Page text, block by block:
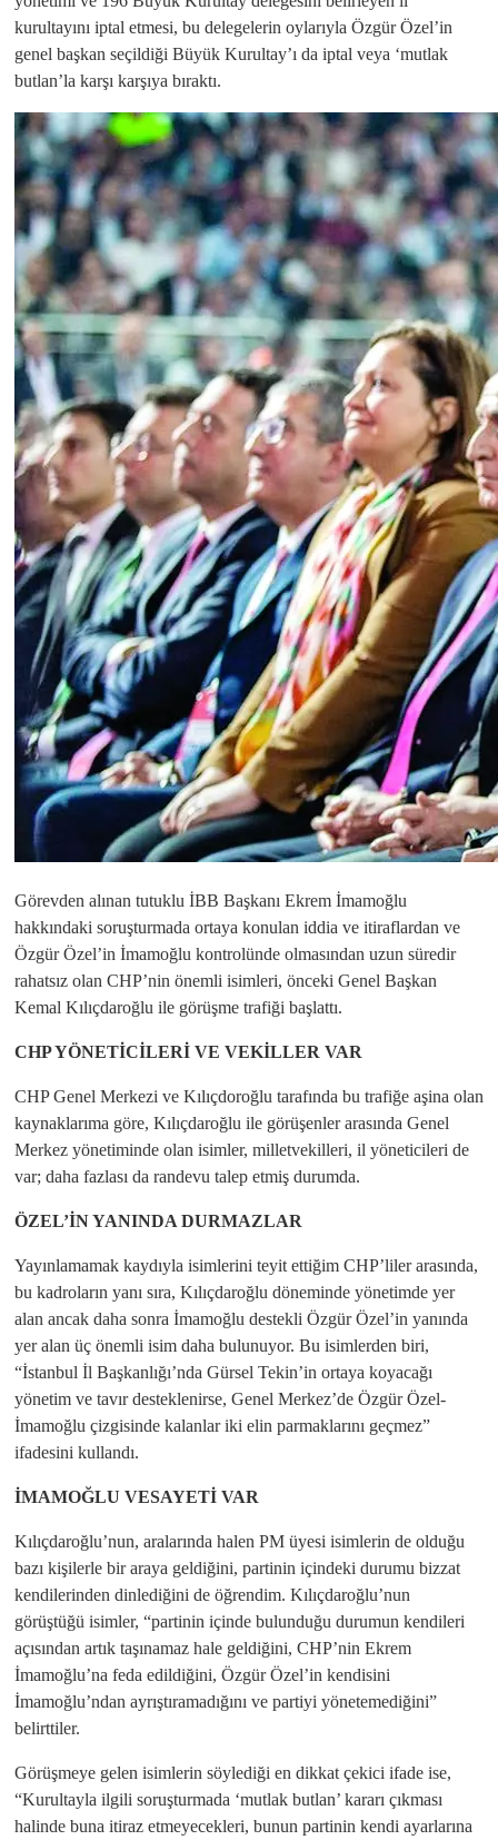
kurultayını iptal etmesi, bu delegelerin oylarıyla Özgür Özel’in
genel başkan seçildiği Büyük Kurultay’ı da iptal veya ‘mutlak
butlan’la karşı karşıya bıraktı.
Görevden alınan tutuklu İBB Başkanı Ekrem İmamoğlu
hakkındaki soruşturmada ortaya konulan iddia ve itiraflardan ve
Özgür Özel’in İmamoğlu kontrolünde olmasından uzun süredir
rahatsız olan CHP’nin önemli isimleri, önceki Genel Başkan
Kemal Kılıçdaroğlu ile görüşme trafiği başlattı.
CHP YÖNETİCİLERİ VE VEKİLLER VAR
CHP Genel Merkezi ve Kılıçdoroğlu tarafında bu trafiğe aşina olan
kaynaklarıma göre, Kılıçdaroğlu ile görüşenler arasında Genel
Merkez yönetiminde olan isimler, milletvekilleri, il yöneticileri de
var; daha fazlası da randevu talep etmiş durumda.
ÖZEL’İN YANINDA DURMAZLAR
Yayınlamamak kaydıyla isimlerini teyit ettiğim CHP’liler arasında,
bu kadroların yanı sıra, Kılıçdaroğlu döneminde yönetimde yer
alan ancak daha sonra İmamoğlu destekli Özgür Özel’in yanında
yer alan üç önemli isim daha bulunuyor. Bu isimlerden biri,
“İstanbul İl Başkanlığı’nda Gürsel Tekin’in ortaya koyacağı
yönetim ve tavır desteklenirse, Genel Merkez’de Özgür Özel-
İmamoğlu çizgisinde kalanlar iki elin parmaklarını geçmez”
ifadesini kullandı.
İMAMOĞLU VESAYETİ VAR
Kılıçdaroğlu’nun, aralarında halen PM üyesi isimlerin de olduğu
bazı kişilerle bir araya geldiğini, partinin içindeki durumu bizzat
kendilerinden dinlediğini de öğrendim. Kılıçdaroğlu’nun
görüştüğü isimler, “partinin içinde bulunduğu durumun kendileri
açısından artık taşınamaz hale geldiğini, CHP’nin Ekrem
İmamoğlu’na feda edildiğini, Özgür Özel’in kendisini
İmamoğlu’ndan ayrıştıramadığını ve partiyi yönetemediğini”
belirttiler.
Görüşmeye gelen isimlerin söylediği en dikkat çekici ifade ise,
“Kurultayla ilgili soruşturmada ‘mutlak butlan’ kararı çıkması
halinde buna itiraz etmeyecekleri, bunun partinin kendi ayarlarına